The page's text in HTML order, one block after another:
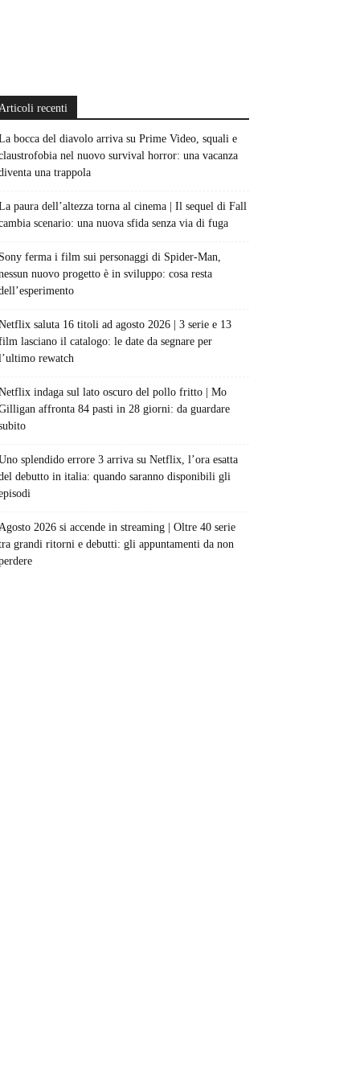
recenti
bocca del diavolo arriva su Prime Video, squali e
nel nuovo survival horror: una vacanza
una trappola
paura dell’altezza torna al cinema | Il sequel di Fall
scenario: una nuova sfida senza via di fuga
ferma i film sui personaggi di Spider-Man,
nuovo progetto è in sviluppo: cosa resta
saluta 16 titoli ad agosto 2026 | 3 serie e 13
lasciano il catalogo: le date da segnare per
rewatch
indaga sul lato oscuro del pollo fritto | Mo
affronta 84 pasti in 28 giorni: da guardare
splendido errore 3 arriva su Netflix, l’ora esatta
debutto in italia: quando saranno disponibili gli
2026 si accende in streaming | Oltre 40 serie
grandi ritorni e debutti: gli appuntamenti da non